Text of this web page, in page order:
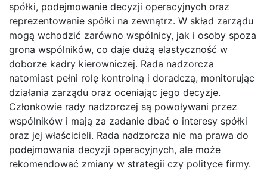
spółki, podejmowanie decyzji operacyjnych oraz
reprezentowanie spółki na zewnątrz. W skład zarządu
mogą wchodzić zarówno wspólnicy, jak i osoby spoza
grona wspólników, co daje dużą elastyczność w
doborze kadry kierowniczej. Rada nadzorcza
natomiast pełni rolę kontrolną i doradczą, monitorując
działania zarządu oraz oceniając jego decyzje.
Członkowie rady nadzorczej są powoływani przez
wspólników i mają za zadanie dbać o interesy spółki
oraz jej właścicieli. Rada nadzorcza nie ma prawa do
podejmowania decyzji operacyjnych, ale może
rekomendować zmiany w strategii czy polityce firmy.